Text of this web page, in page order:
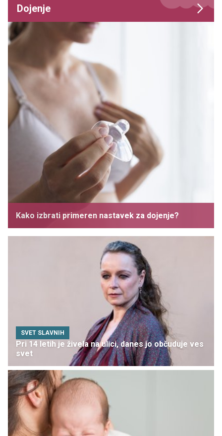
Dojenje
Kako izbrati primeren nastavek za dojenje?
SVET SLAVNIH
Pri 14 letih je živela na ulici, danes jo občuduje ves
svet